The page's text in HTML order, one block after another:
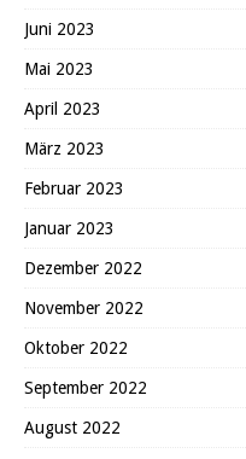
Juni 2023
Mai 2023
April 2023
März 2023
Februar 2023
Januar 2023
Dezember 2022
November 2022
Oktober 2022
September 2022
August 2022